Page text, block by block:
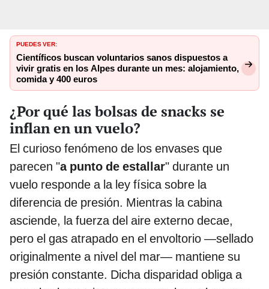
PUEDES VER:
Científicos buscan voluntarios sanos dispuestos a
vivir gratis en los Alpes durante un mes: alojamiento,
comida y 400 euros
¿Por qué las bolsas de snacks se
inflan en un vuelo?
El curioso fenómeno de los envases que
parecen "a punto de estallar" durante un
vuelo responde a la ley física sobre la
diferencia de presión. Mientras la cabina
asciende, la fuerza del aire externo decae,
pero el gas atrapado en el envoltorio —sellado
originalmente a nivel del mar— mantiene su
presión constante. Dicha disparidad obliga a